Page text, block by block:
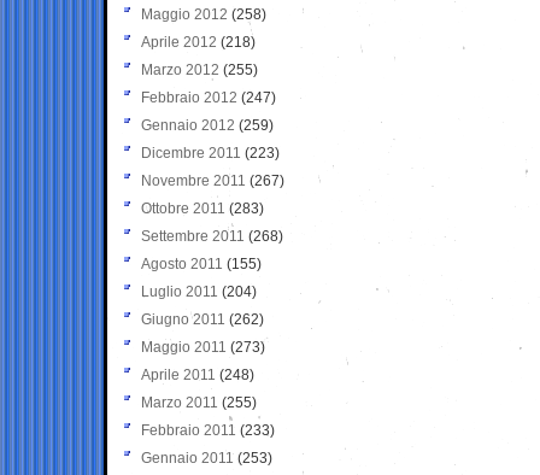
Maggio 2012 (258)
Aprile 2012 (218)
Marzo 2012 (255)
Febbraio 2012 (247)
Gennaio 2012 (259)
Dicembre 2011 (223)
Novembre 2011 (267)
Ottobre 2011 (283)
Settembre 2011 (268)
Agosto 2011 (155)
Luglio 2011 (204)
Giugno 2011 (262)
Maggio 2011 (273)
Aprile 2011 (248)
Marzo 2011 (255)
Febbraio 2011 (233)
Gennaio 2011 (253)